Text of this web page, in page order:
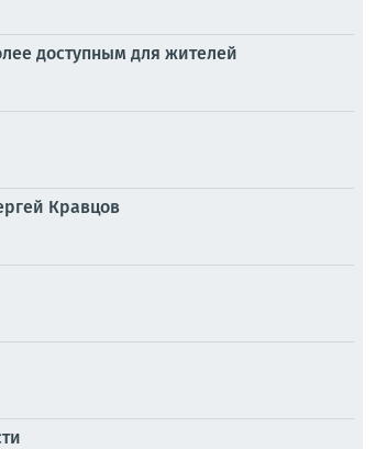
доступным для жителей
Кравцов